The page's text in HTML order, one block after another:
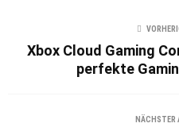
Xbox Cloud Gaming
perfekte
NÄCHSTER